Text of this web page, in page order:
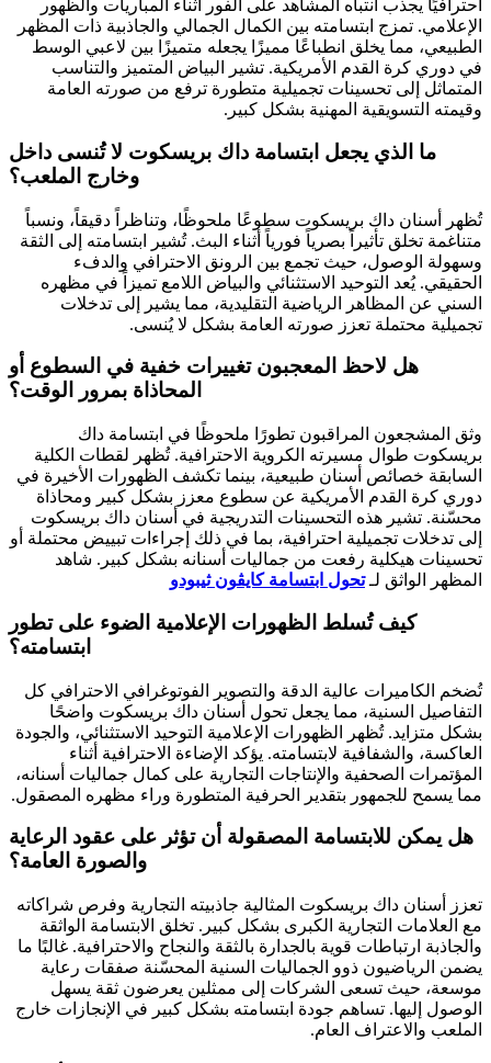
احترافيًا يجذب انتباه المشاهد على الفور أثناء المباريات والظهور
الإعلامي. تمزج ابتسامته بين الكمال الجمالي والجاذبية ذات المظهر
الطبيعي، مما يخلق انطباعًا مميزًا يجعله متميزًا بين لاعبي الوسط
في دوري كرة القدم الأمريكية. تشير البياض المتميز والتناسب
المتماثل إلى تحسينات تجميلية متطورة ترفع من صورته العامة
وقيمته التسويقية المهنية بشكل كبير.
ما الذي يجعل ابتسامة داك بريسكوت لا تُنسى داخل
وخارج الملعب؟
تُظهر أسنان داك بريسكوت سطوعًا ملحوظًا، وتناظراً دقيقاً، ونسباً
متناغمة تخلق تأثيراً بصرياً فورياً أثناء البث. تُشير ابتسامته إلى الثقة
وسهولة الوصول، حيث تجمع بين الرونق الاحترافي والدفء
الحقيقي. يُعد التوحيد الاستثنائي والبياض اللامع تميزاً في مظهره
السني عن المظاهر الرياضية التقليدية، مما يشير إلى تدخلات
تجميلية محتملة تعزز صورته العامة بشكل لا يُنسى.
هل لاحظ المعجبون تغييرات خفية في السطوع أو
المحاذاة بمرور الوقت؟
وثق المشجعون المراقبون تطورًا ملحوظًا في ابتسامة داك
بريسكوت طوال مسيرته الكروية الاحترافية. تُظهر لقطات الكلية
السابقة خصائص أسنان طبيعية، بينما تكشف الظهورات الأخيرة في
دوري كرة القدم الأمريكية عن سطوع معزز بشكل كبير ومحاذاة
محسّنة. تشير هذه التحسينات التدريجية في أسنان داك بريسكوت
إلى تدخلات تجميلية احترافية، بما في ذلك إجراءات تبييض محتملة أو
تحسينات هيكلية رفعت من جماليات أسنانه بشكل كبير. شاهد
المظهر الواثق لـتحول ابتسامة كايڤون ثيبودو
كيف تُسلط الظهورات الإعلامية الضوء على تطور
ابتسامته؟
تُضخم الكاميرات عالية الدقة والتصوير الفوتوغرافي الاحترافي كل
التفاصيل السنية، مما يجعل تحول أسنان داك بريسكوت واضحًا
بشكل متزايد. تُظهر الظهورات الإعلامية التوحيد الاستثنائي، والجودة
العاكسة، والشفافية لابتسامته. يؤكد الإضاءة الاحترافية أثناء
المؤتمرات الصحفية والإنتاجات التجارية على كمال جماليات أسنانه،
مما يسمح للجمهور بتقدير الحرفية المتطورة وراء مظهره المصقول.
هل يمكن للابتسامة المصقولة أن تؤثر على عقود الرعاية
والصورة العامة؟
تعزز أسنان داك بريسكوت المثالية جاذبيته التجارية وفرص شراكاته
مع العلامات التجارية الكبرى بشكل كبير. تخلق الابتسامة الواثقة
والجاذبة ارتباطات قوية بالجدارة بالثقة والنجاح والاحترافية. غالبًا ما
يضمن الرياضيون ذوو الجماليات السنية المحسّنة صفقات رعاية
موسعة، حيث تسعى الشركات إلى ممثلين يعرضون ثقة يسهل
الوصول إليها. تساهم جودة ابتسامته بشكل كبير في الإنجازات خارج
الملعب والاعتراف العام.